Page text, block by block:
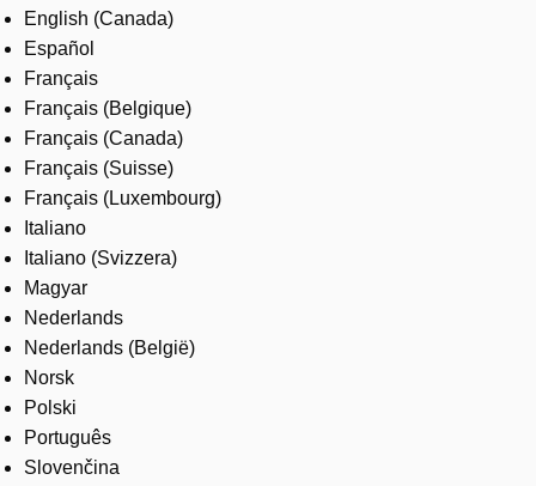
English (Canada)
Español
Français
Français (Belgique)
Français (Canada)
Français (Suisse)
Français (Luxembourg)
Italiano
Italiano (Svizzera)
Magyar
Nederlands
Nederlands (België)
Norsk
Polski
Português
Slovenčina